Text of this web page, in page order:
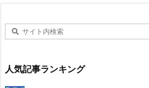
人気記事ランキング